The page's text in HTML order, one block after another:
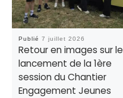
Publié7 juillet 2026
Retour en images sur le
lancement de la 1ère
session du Chantier
Engagement Jeunes